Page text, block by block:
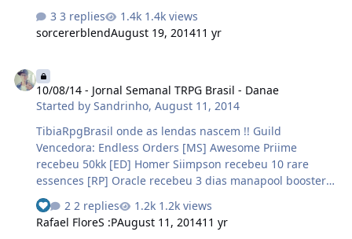
erend Titulo: Buy Legendary Item/Essence (40kk cada)
DANAE Clique aqui Dessa vez o Ramon perdeu a coroa
sorteado: 8 6 3 1 Ganhou o total de 59400000 gps 09:00
Uma criatura maligna está nascendo em Abrohos !
Cuidado ! Ghazbaran 15/08/2014 09:25 Loot of a
ghazbaran: 3 assassin stars, 5 onyx arrows, 11 demon
horns, demo…
3 replies
1.4k views
sorcererblendAugust 19, 201411 yr
10/08/14 - Jornal Semanal TRPG Brasil - Danae
Started bySandrinho,August 11, 2014
TibiaRpgBrasil onde as lendas nascem !! Guild
Vencedora: Endless Orders [MS] Awesome Priime
recebeu 50kk [ED] Homer Siimpson recebeu 10 rare
essences [RP] Oracle recebeu 3 dias manapool booster
[EK] Bob Sapp recebeu 50kk Player: Vira Lataa Titulo: Sell
itens Para knights Item / You see the {rare} epiphany +7
(Atk:61, Def:37 +3). It can only be wielded properly by
2 replies
1.2k views
Rafael FloreS :PAugust 11, 201411 yr